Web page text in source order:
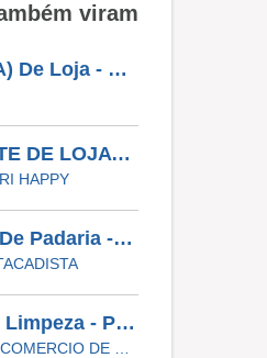
viram
Operador(A) De Loja - Jardim Das Palmeiras - Campinas SP
ASSISTENTE DE LOJA - RIO PRETO SHOPPING - EFETIVO
HAPPY
Atendente De Padaria - Temporário (Alto Da XV)
Auxiliar De Limpeza - Paulinia